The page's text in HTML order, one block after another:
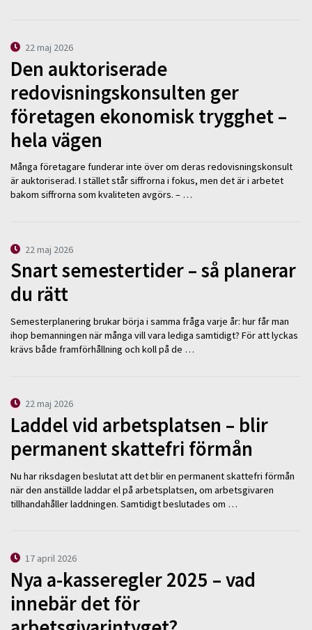
22 maj 2026
Den auktoriserade
redovisningskonsulten ger
företagen ekonomisk trygghet –
hela vägen
Många företagare funderar inte över om deras redovisningskonsult
är auktoriserad. I stället står siffrorna i fokus, men det är i arbetet
bakom siffrorna som kvaliteten avgörs. – …
22 maj 2026
Snart semestertider – så planerar
du rätt
Semesterplanering brukar börja i samma fråga varje år: hur får man
ihop bemanningen när många vill vara lediga samtidigt? För att lyckas
krävs både framförhållning och koll på de …
22 maj 2026
Laddel vid arbetsplatsen – blir
permanent skattefri förmån
Nu har riksdagen beslutat att det blir en permanent skattefri förmån
när den anställde laddar el på arbetsplatsen, om arbetsgivaren
tillhandahåller laddningen. Samtidigt beslutades om …
17 april 2026
Nya a-kasseregler 2025 – vad
innebär det för